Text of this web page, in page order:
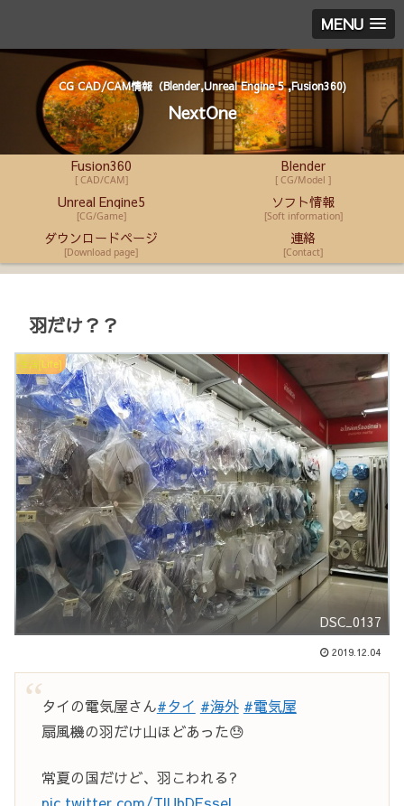
MENU
CG CAD/CAM情報（Blender,Unreal Engine 5 ,Fusion360)
NextOne
Fusion360
[ CAD/CAM]
Blender
[ CG/Model ]
Unreal Engine5
[CG/Game]
ソフト情報
[Soft information]
ダウンロードページ
[Download page]
連絡
[Contact]
羽だけ？？
生活[Life]
DSC_0137
2019.12.04
タイの電気屋さん#タイ #海外 #電気屋
扇風機の羽だけ山ほどあった😓
常夏の国だけど、羽こわれる?